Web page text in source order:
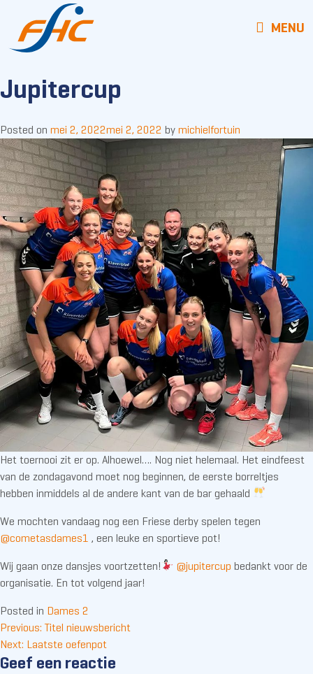
MENU
Jupitercup
Posted on mei 2, 2022mei 2, 2022 by michielfortuin
Het toernooi zit er op. Alhoewel…. Nog niet helemaal. Het eindfeest
van de zondagavond moet nog beginnen, de eerste borreltjes
hebben inmiddels al de andere kant van de bar gehaald
We mochten vandaag nog een Friese derby spelen tegen
@cometasdames1 , een leuke en sportieve pot!
Wij gaan onze dansjes voortzetten! @jupitercup bedankt voor de
organisatie. En tot volgend jaar!
Posted in Dames 2
Bericht
navigatie
Previous: Titel nieuwsbericht
Next: Laatste oefenpot
Geef een reactie